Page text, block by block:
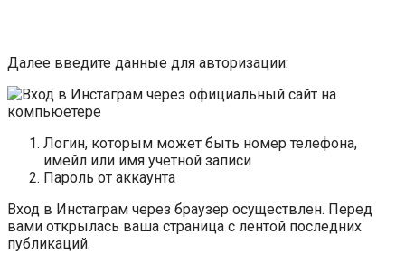
Далее введите данные для авторизации:
Логин, которым может быть номер телефона,
имейл или имя учетной записи
Пароль от аккаунта
Вход в Инстаграм через браузер осуществлен. Перед
вами открылась ваша страница с лентой последних
публикаций.